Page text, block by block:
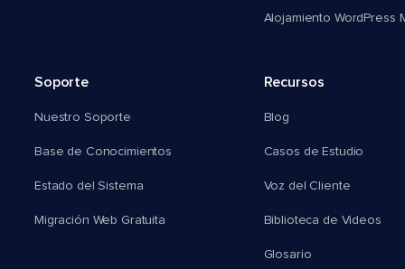
Alojamiento WordPress
Soporte
Nuestro Soporte
Base de Conocimientos
Estado del Sistema
Migración Web Gratuita
Recursos
Blog
Casos de Estudio
Voz del Cliente
Biblioteca de Videos
Glosario